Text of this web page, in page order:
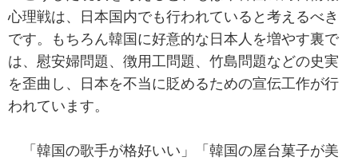
心理戦は、日本国内でも行われていると考えるべき
です。もちろん韓国に好意的な日本人を増やす裏で
は、慰安婦問題、徴用工問題、竹島問題などの史実
を歪曲し、日本を不当に貶めるための宣伝工作が行
われています。
「韓国の歌手が格好いい」「韓国の屋台菓子が美